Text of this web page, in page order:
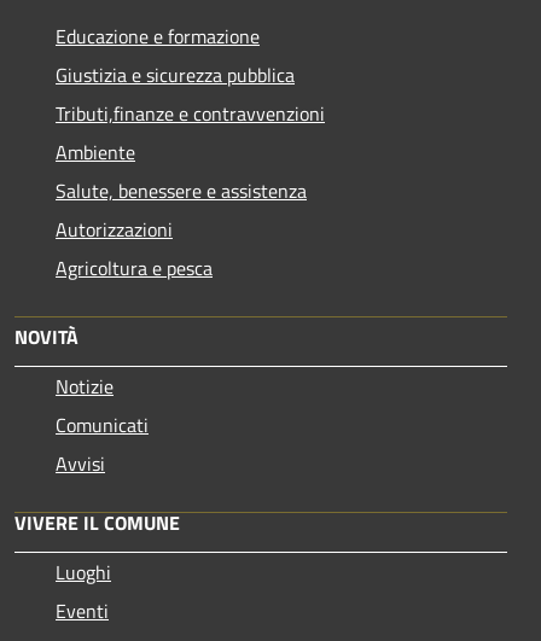
Educazione e formazione
Giustizia e sicurezza pubblica
Tributi,finanze e contravvenzioni
Ambiente
Salute, benessere e assistenza
Autorizzazioni
Agricoltura e pesca
NOVITÀ
Notizie
Comunicati
Avvisi
VIVERE IL COMUNE
Luoghi
Eventi